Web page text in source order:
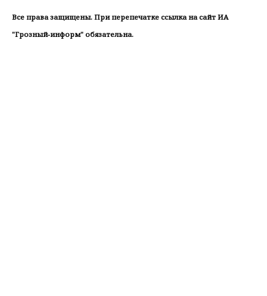
Все права защищены. При перепечатке ссылка на сайт ИА
"Грозный-информ" обязательна.